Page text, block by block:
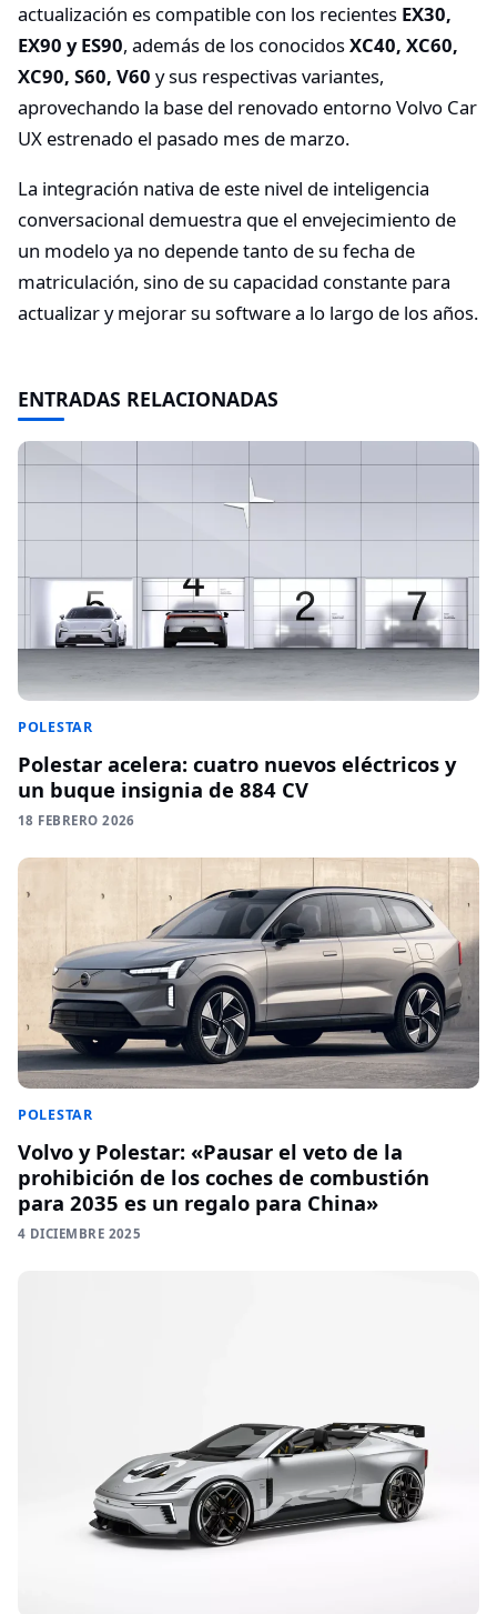
actualización es compatible con los recientes EX30,
EX90 y ES90, además de los conocidosXC40, XC60,
XC90, S60, V60 y sus respectivas variantes,
aprovechando la base del renovado entorno Volvo Car
UX estrenado el pasado mes de marzo.
La integración nativa de este nivel de inteligencia
conversacional demuestra que el envejecimiento de
un modelo ya no depende tanto de su fecha de
matriculación, sino de su capacidad constante para
actualizar y mejorar su software a lo largo de los años.
ENTRADAS RELACIONADAS
POLESTAR
Polestar acelera: cuatro nuevos eléctricos y
un buque insignia de 884 CV
18 FEBRERO 2026
POLESTAR
Volvo y Polestar: «Pausar el veto de la
prohibición de los coches de combustión
para 2035 es un regalo para China»
4 DICIEMBRE 2025